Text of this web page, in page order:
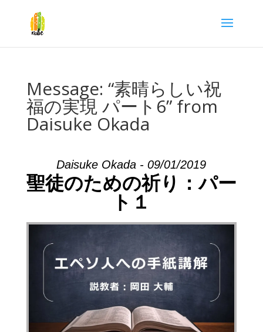
Message: “素晴らしい祝
福の実現 パート6” from
Daisuke Okada
Daisuke Okada - 09/01/2019
聖徒のための祈り：パー
ト１